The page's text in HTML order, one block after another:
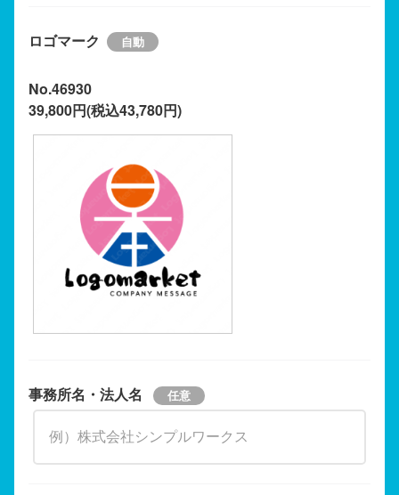
ロゴマーク
No.46930
39,800円(税込43,780円)
事務所名・法人名